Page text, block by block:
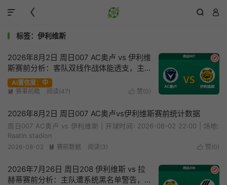
  

标签：伊利维斯
✔
2026年8月2日 周日007 AC奥卢 vs 伊利维
斯赛前分析：客队双线作战体能透支，主
胜数据下调是否合理？
AI置信度：中
 赞(0)
 赛事前瞻 阅读(47)
2026年8月2日 周日007 AC奥卢vs伊利维斯赛前统计数据
周日007 AC奥卢 vs 伊利维斯 | 开球时间: 2026-08-02 22:00 | 场地:
Raatin stadion
 赞(0)
2026-08-02  赛前数据 阅读(3)
✔
2026年7月26日 周日208 伊利维斯 vs 拉
赫蒂赛前分析：主队遭系统黑名单警告，